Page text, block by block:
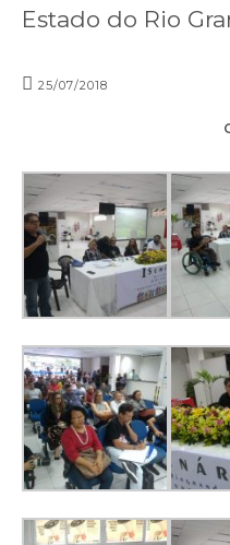
Estado do Rio
25/07/2018